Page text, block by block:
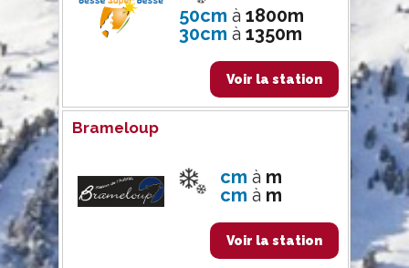
50cm à1800m
30cm à1350m
Voir la station
Brameloup
cm à m
cm à m
Voir la station